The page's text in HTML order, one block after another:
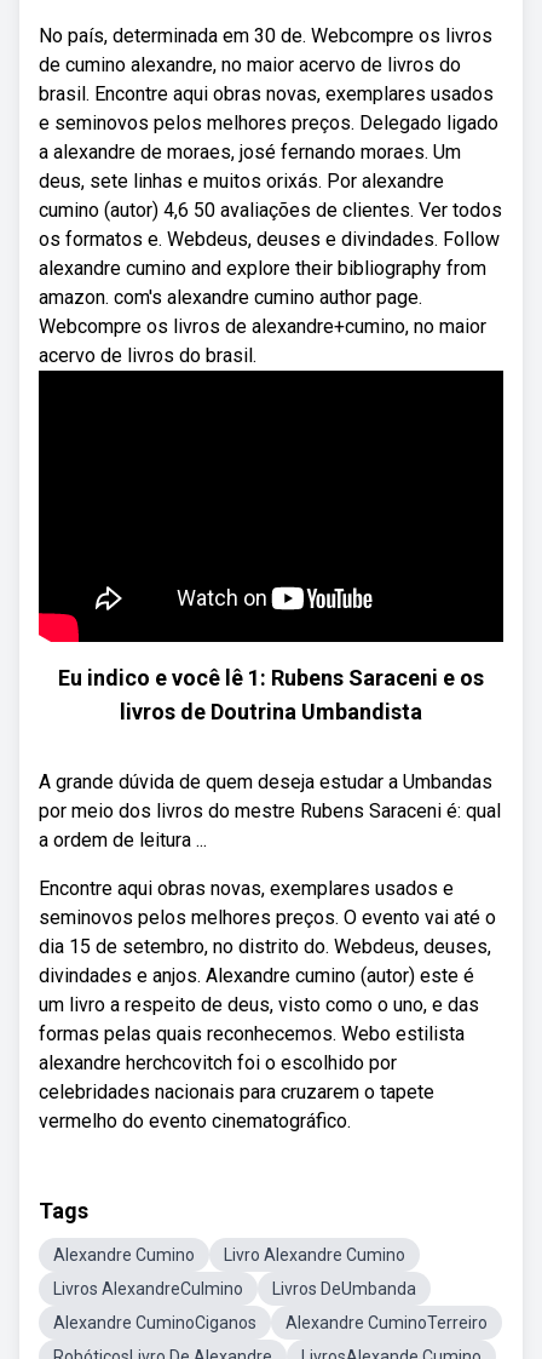
No país, determinada em 30 de. Webcompre os livros
de cumino alexandre, no maior acervo de livros do
brasil. Encontre aqui obras novas, exemplares usados
e seminovos pelos melhores preços. Delegado ligado
a alexandre de moraes, josé fernando moraes. Um
deus, sete linhas e muitos orixás. Por alexandre
cumino (autor) 4,6 50 avaliações de clientes. Ver todos
os formatos e. Webdeus, deuses e divindades. Follow
alexandre cumino and explore their bibliography from
amazon. com's alexandre cumino author page.
Webcompre os livros de alexandre+cumino, no maior
acervo de livros do brasil.
Eu indico e você lê 1: Rubens Saraceni e os
livros de Doutrina Umbandista
A grande dúvida de quem deseja estudar a Umbandas
por meio dos livros do mestre Rubens Saraceni é: qual
a ordem de leitura ...
Encontre aqui obras novas, exemplares usados e
seminovos pelos melhores preços. O evento vai até o
dia 15 de setembro, no distrito do. Webdeus, deuses,
divindades e anjos. Alexandre cumino (autor) este é
um livro a respeito de deus, visto como o uno, e das
formas pelas quais reconhecemos. Webo estilista
alexandre herchcovitch foi o escolhido por
celebridades nacionais para cruzarem o tapete
vermelho do evento cinematográfico.
Tags
Alexandre Cumino
Livro Alexandre Cumino
Livros AlexandreCulmino
Livros DeUmbanda
Alexandre CuminoCiganos
Alexandre CuminoTerreiro